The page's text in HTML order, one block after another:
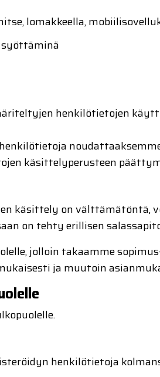
lomakkeella,
henkilötietojen
käsittelyperusteen
käsittely on välttämätöntä,
on tehty erillisen
jolloin takaamme
ja muutoin
henkilötietoja